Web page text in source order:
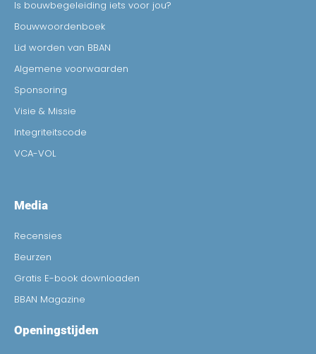
Is bouwbegeleiding iets voor jou?
Bouwwoordenboek
Lid worden van BBAN
Algemene voorwaarden
Sponsoring
Visie & Missie
Integriteitscode
VCA-VOL
Media
Recensies
Beurzen
Gratis E-book downloaden
BBAN Magazine
Openingstijden